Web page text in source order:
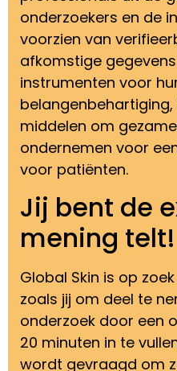
onderzoekers en de
voorzien van
afkomstige
instrumenten voor
middelen om
ondernemen voor
voor patiënten.
Jij bent de
mening telt!
Global Skin is op
zoals jij om deel te
onderzoek door een
20 minuten in te
wordt gevraagd om